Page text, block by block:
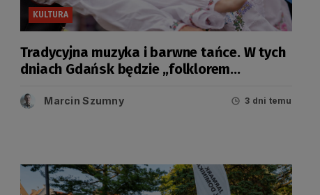
KULTURA
Tradycyjna muzyka i barwne tańce. W tych
dniach Gdańsk będzie „folklorem
Marcin Szumny 3 dni temu